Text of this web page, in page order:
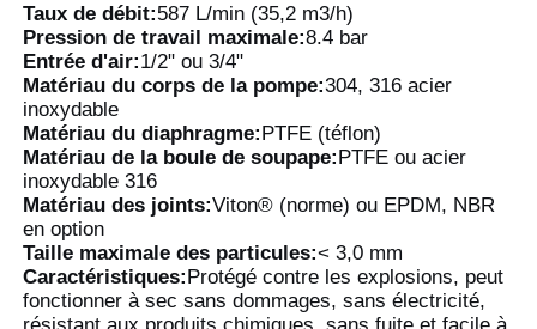
Produits
Vidéos
A propos de nous
Visite d'usine
Taux de débit:587 L/min (35,2 m3/h)
Pression de travail maximale:8.4 bar
Entrée d'air:1/2" ou 3/4"
Matériau du corps de la pompe:304, 316 acier
inoxydable
Matériau du diaphragme:PTFE (téflon)
Matériau de la boule de soupape:PTFE ou acier
inoxydable 316
Matériau des joints:Viton® (norme) ou EPDM, NBR
en option
Taille maximale des particules:< 3,0 mm
Caractéristiques:Protégé contre les explosions, peut
fonctionner à sec sans dommages, sans électricité,
résistant aux produits chimiques, sans fuite et facile à